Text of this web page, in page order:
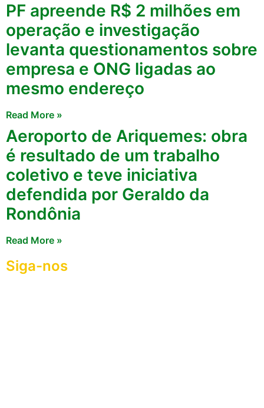
PF apreende R$ 2 milhões em
operação e investigação
levanta questionamentos sobre
empresa e ONG ligadas ao
mesmo endereço
Read More »
Aeroporto de Ariquemes: obra
é resultado de um trabalho
coletivo e teve iniciativa
defendida por Geraldo da
Rondônia
Read More »
Siga-nos